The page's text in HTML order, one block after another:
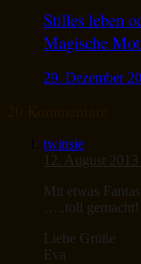
Stilles leben
Magische
29. Dezember
twinsie
12. August
Mit etwas
…..toll
Liebe Grüße
Eva